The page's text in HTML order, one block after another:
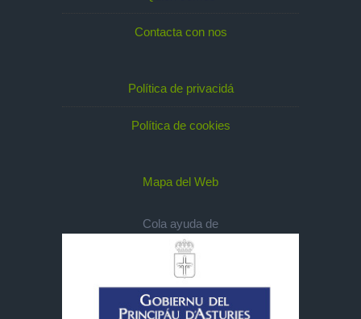
Contacta con nos
Política de privacidá
Política de cookies
Mapa del Web
Cola ayuda de